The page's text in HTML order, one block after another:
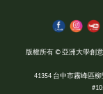
版權所有 © 亞洲大學創意
41354 台中市霧峰區